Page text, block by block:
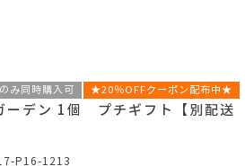
み同時購入可 ★20％OFFクーポン配布中★
ーデン 1個 プチギフト【別配送
P16-1213